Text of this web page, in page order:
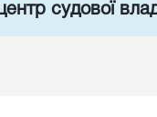
судової